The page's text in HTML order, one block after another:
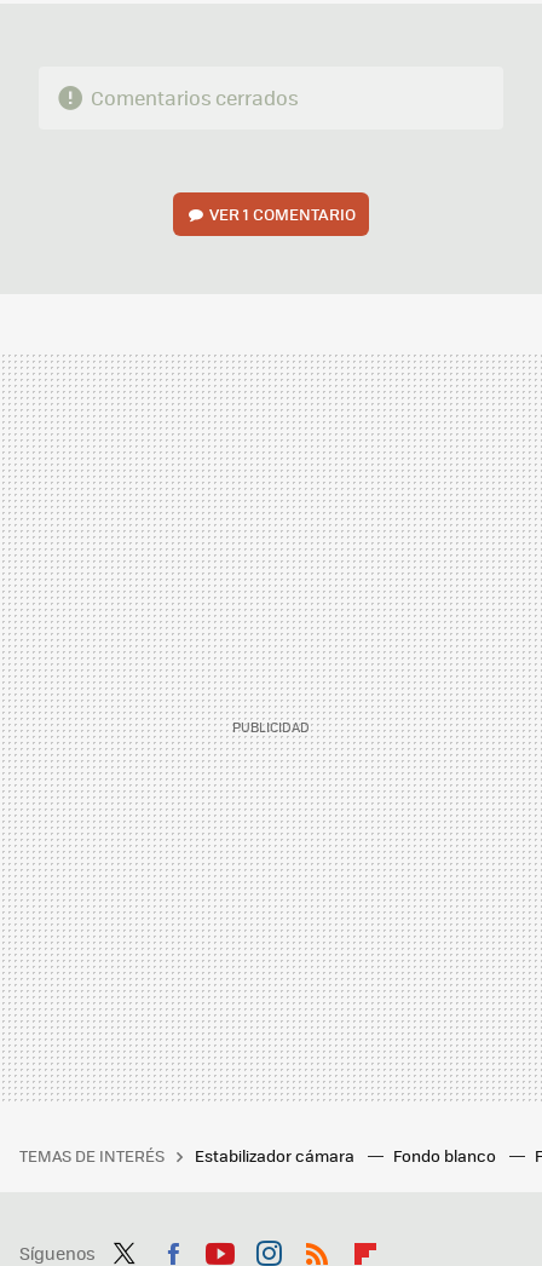
Comentarios cerrados
VER1 COMENTARIO
TEMAS DE INTERÉS Estabilizador cámara Fondo blanco
Síguenos